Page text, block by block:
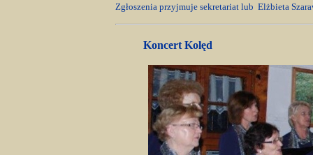
Zgłoszenia przyjmuje sekretariat lub Elżbieta
Koncert Kolęd